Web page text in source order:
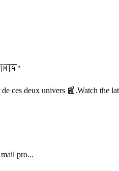
ces deux univers 📰.Watch the
pro...